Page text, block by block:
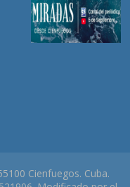
Cienfuegos. Cuba.